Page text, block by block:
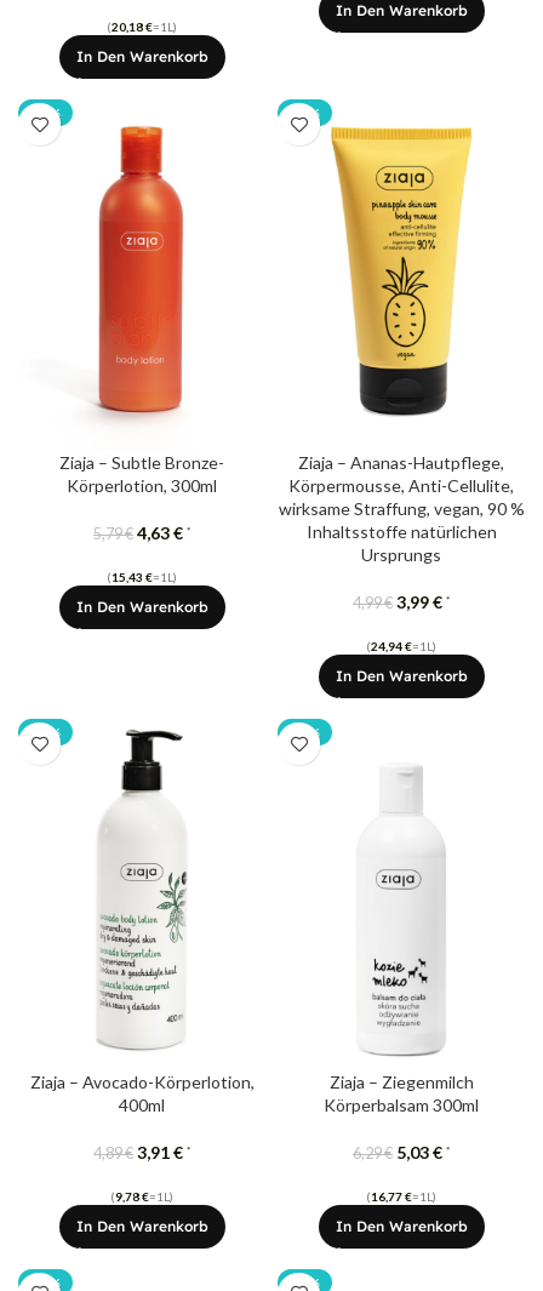
(20,18€=1L)
In Den Warenkorb
In Den Warenkorb
-20%
Ziaja – Subtle Bronze-
Körperlotion, 300ml
5,79€ 4,63€ *
(15,43 €=1L)
In Den Warenkorb
-20%
Ziaja – Ananas-Hautpflege,
Körpermousse, Anti-Cellulite,
wirksame Straffung, vegan, 90 %
Inhaltsstoffe natürlichen
Ursprungs
4,99€ 3,99€ *
(24,94€=1L)
In Den Warenkorb
-20%
Ziaja – Avocado-Körperlotion,
400ml
4,89€ 3,91€ *
(9,78€=1L)
In Den Warenkorb
-20%
Ziaja – Ziegenmilch
Körperbalsam 300ml
6,29€ 5,03€ *
(16,77€=1L)
In Den Warenkorb
-20% -20%